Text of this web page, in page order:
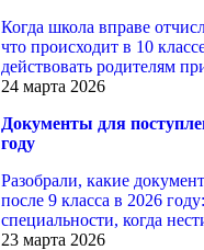
Когда школа вправе
что происходит в 10
действовать родителям
24 марта 2026
Документы для
году
Разобрали, какие
после 9 класса в 2026
специальности, когда
23 марта 2026